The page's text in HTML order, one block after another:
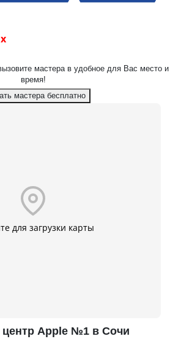
мастера в удобное для Вас место и
время!
мастера бесплатно
для загрузки карты
Apple №1 в Сочи